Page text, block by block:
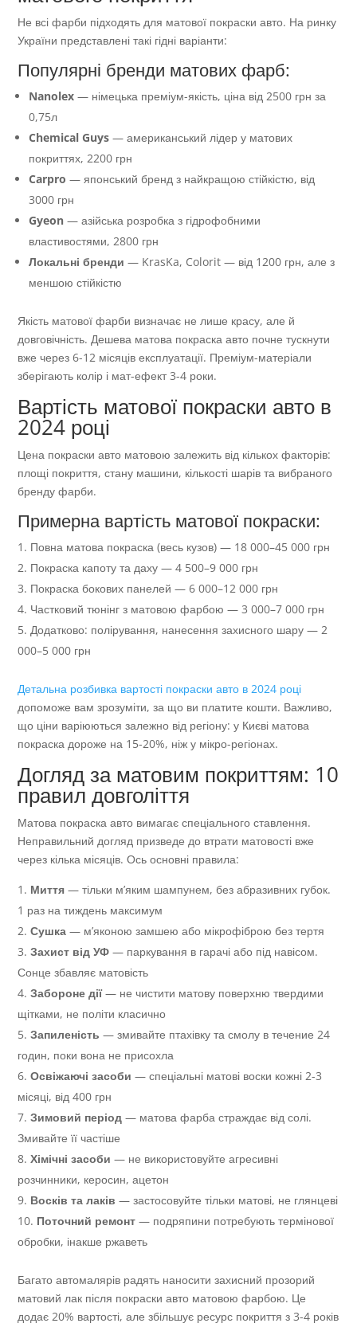
Не всі фарби підходять для матової покраски авто. На ринку
України представлені такі гідні варіанти:
Популярні бренди матових фарб:
Nanolex — німецька преміум-якість, ціна від 2500 грн за
0,75л
Chemical Guys — американський лідер у матових
покриттях, 2200 грн
Carpro — японський бренд з найкращою стійкістю, від
3000 грн
Gyeon — азійська розробка з гідрофобними
властивостями, 2800 грн
Локальні бренди — KrasKa, Colorit — від 1200 грн, але з
меншою стійкістю
Якість матової фарби визначає не лише красу, але й
довговічність. Дешева матова покраска авто почне тускнути
вже через 6-12 місяців експлуатації. Преміум-матеріали
зберігають колір і мат-ефект 3-4 роки.
Вартість матової покраски авто в
2024 році
Цена покраски авто матовою залежить від кількох факторів:
площі покриття, стану машини, кількості шарів та вибраного
бренду фарби.
Примерна вартість матової покраски:
Повна матова покраска (весь кузов) — 18 000–45 000 грн
Покраска капоту та даху — 4 500–9 000 грн
Покраска бокових панелей — 6 000–12 000 грн
Частковий тюнінг з матовою фарбою — 3 000–7 000 грн
Додатково: полірування, нанесення захисного шару — 2
000–5 000 грн
Детальна розбивка вартості покраски авто в 2024 році
допоможе вам зрозуміти, за що ви платите кошти. Важливо,
що ціни варіюються залежно від регіону: у Києві матова
покраска дороже на 15-20%, ніж у мікро-регіонах.
Догляд за матовим покриттям: 10
правил довголіття
Матова покраска авто вимагає спеціального ставлення.
Неправильний догляд призведе до втрати матовості вже
через кілька місяців. Ось основні правила:
Миття — тільки м’яким шампунем, без абразивних губок.
1 раз на тиждень максимум
Сушка — м’яконою замшею або мікрофіброю без тертя
Захист від УФ — паркування в гарачі або під навісом.
Сонце збавляє матовість
Забороне дії— не чистити матову поверхню твердими
щітками, не політи класично
Запиленість — змивайте птахівку та смолу в течение 24
годин, поки вона не присохла
Освіжаючі засоби — спеціальні матові воски кожні 2-3
місяці, від 400 грн
Зимовий період — матова фарба страждає від солі.
Змивайте її частіше
Хімічні засоби — не використовуйте агресивні
розчинники, керосин, ацетон
Восків та лаків — застосовуйте тільки матові, не глянцеві
Поточний ремонт — подряпини потребують термінової
обробки, інакше ржаветь
Багато автомалярів радять наносити захисний прозорий
матовий лак після покраски авто матовою фарбою. Це
додає 20% вартості, але збільшує ресурс покриття з 3-4 років